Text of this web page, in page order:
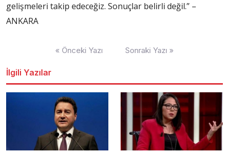
gelişmeleri takip edeceğiz. Sonuçlar belirli değil.” –
ANKARA
« Önceki Yazı Sonraki Yazı »
İlgili Yazılar